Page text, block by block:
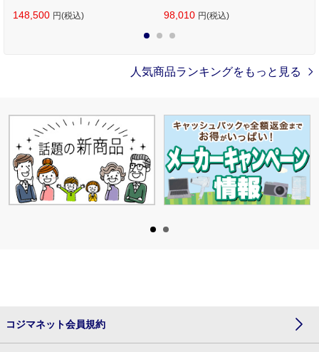
148,500 円(税込) 98,010 円(税込)
人気商品ランキングをもっと見る
コジマネット会員規約